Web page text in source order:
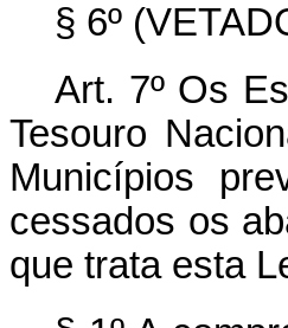
§ 6º
Art. 7º Os
Tesouro
Municípios
cessados os
que trata esta